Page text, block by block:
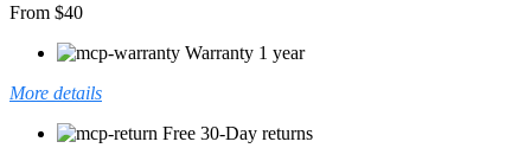
From $40
Warranty 1 year
More details
Free 30-Day returns